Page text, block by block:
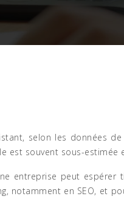
selon les données
souvent sous-estimée
entreprise peut espérer
notamment en SEO, et